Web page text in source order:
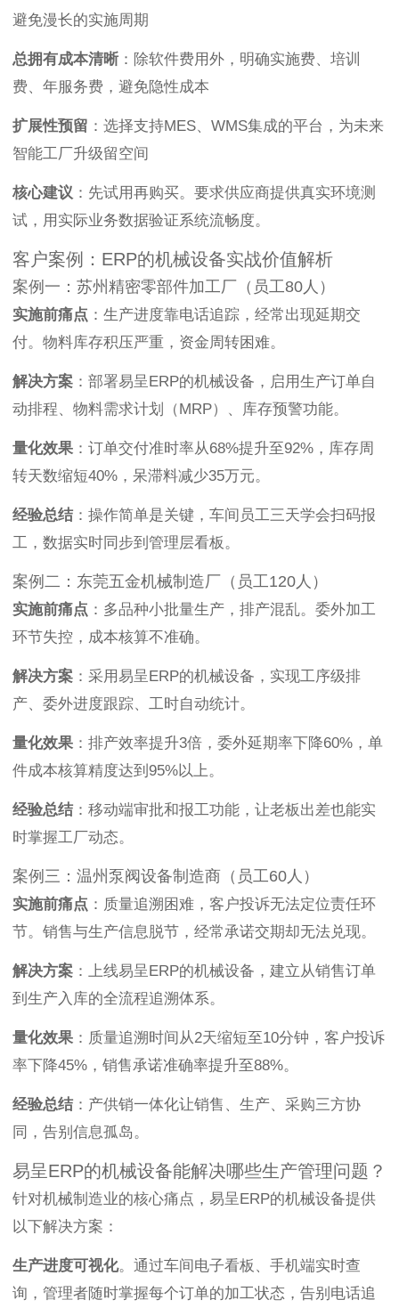
避免漫长的实施周期
总拥有成本清晰 ：除软件费用外，明确实施费、培训
费、年服务费，避免隐性成本
扩展性预留 ：选择支持MES、WMS集成的平台，为未来
智能工厂升级留空间
核心建议 ：先试用再购买。要求供应商提供真实环境测
试，用实际业务数据验证系统流畅度。
客户案例：ERP的机械设备实战价值解析
案例一：苏州精密零部件加工厂（员工80人）
实施前痛点 ：生产进度靠电话追踪，经常出现延期交
付。物料库存积压严重，资金周转困难。
解决方案 ：部署易呈ERP的机械设备，启用生产订单自
动排程、物料需求计划（MRP）、库存预警功能。
量化效果 ：订单交付准时率从68%提升至92%，库存周
转天数缩短40%，呆滞料减少35万元。
经验总结：操作简单是关键，车间员工三天学会扫码报
工，数据实时同步到管理层看板。
案例二：东莞五金机械制造厂（员工120人）
实施前痛点 ：多品种小批量生产，排产混乱。委外加工
环节失控，成本核算不准确。
解决方案 ：采用易呈ERP的机械设备，实现工序级排
产、委外进度跟踪、工时自动统计。
量化效果 ：排产效率提升3倍，委外延期率下降60%，单
件成本核算精度达到95%以上。
经验总结：移动端审批和报工功能，让老板出差也能实
时掌握工厂动态。
案例三：温州泵阀设备制造商（员工60人）
实施前痛点 ：质量追溯困难，客户投诉无法定位责任环
节。销售与生产信息脱节，经常承诺交期却无法兑现。
解决方案 ：上线易呈ERP的机械设备，建立从销售订单
到生产入库的全流程追溯体系。
量化效果 ：质量追溯时间从2天缩短至10分钟，客户投诉
率下降45%，销售承诺准确率提升至88%。
经验总结：产供销一体化让销售、生产、采购三方协
同，告别信息孤岛。
易呈ERP的机械设备能解决哪些生产管理问题？
针对机械制造业的核心痛点，易呈ERP的机械设备提供
以下解决方案：
生产进度可视化。通过车间电子看板、手机端实时查
询，管理者随时掌握每个订单的加工状态，告别电话追